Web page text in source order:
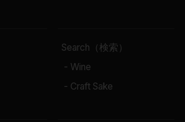
Search（検索）
- Wine
- Craft Sake